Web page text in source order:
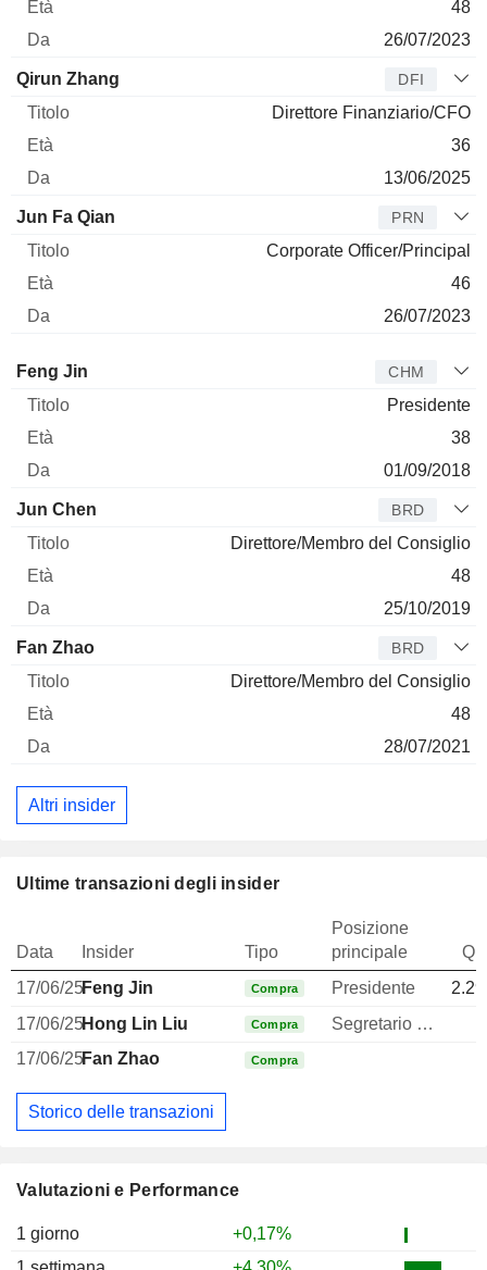
Valutazioni e Performance
1 giorno
+0,17%
48
26/07/2023
Qirun Zhang DFI
Direttore Finanziario/CFO
36
13/06/2025
Jun Fa Qian PRN
Corporate Officer/Principal
46
26/07/2023
Amministratore
Feng Jin CHM
Presidente
38
01/09/2018
Jun Chen BRD
Direttore/Membro del Consiglio
48
25/10/2019
Fan Zhao BRD
Direttore/Membro del Consiglio
48
28/07/2021
Altri insider
Ultime transazioni degli insider
Data Insider Tipo
Posizione
principale
17/06/25Feng Jin Compra Presidente
17/06/25Hong Lin Liu Compra
Segretario generale
17/06/25Fan Zhao Compra
Storico delle transazioni